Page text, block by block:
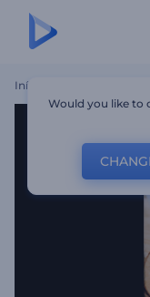
Início
Would you like to